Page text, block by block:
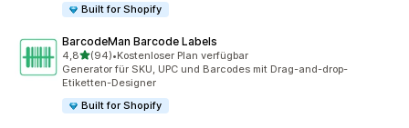
Built for Shopify
BarcodeMan Barcode Labels
4,8von 5 Sternen
(94)
94 Rezensionen insgesamt
•Kostenloser Plan verfügbar
Generator für SKU, UPC und Barcodes mit Drag-and-drop-
Etiketten-Designer
Built for Shopify